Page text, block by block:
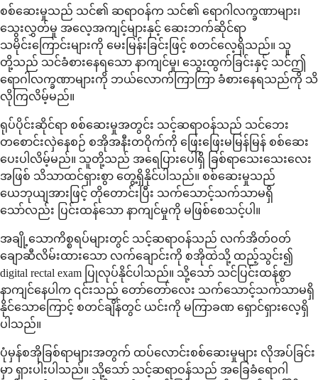
စစ်ဆေးမှုသည် သင်၏ ဆရာဝန်က သင်၏ ရောဂါလက္ခဏာများ၊
သွေးလွှတ်မှု အလေ့အကျင့်များနှင့် ဆေးဘက်ဆိုင်ရာ
သမိုင်းကြောင်းများကို မေးမြန်းခြင်းဖြင့် စတင်လေ့ရှိသည်။ သူ
တို့သည် သင်ခံစားနေရသော နာကျင်မှု၊ သွေးထွက်ခြင်းနှင့် သင်ဤ
ရောဂါလက္ခဏာများကို ဘယ်လောက်ကြာကြာ ခံစားနေရသည်ကို သိ
လိုကြလိမ့်မည်။
ရုပ်ပိုင်းဆိုင်ရာ စစ်ဆေးမှုအတွင်း သင့်ဆရာဝန်သည် သင်ဘေး
တစောင်းလှဲနေစဉ် စအိုအနီးတဝိုက်ကို ဖြေးဖြေးမမြန်မြန် စစ်ဆေး
ပေးပါလိမ့်မည်။ သူတို့သည် အရေပြားပေါ်ရှိ ခြစ်ရာသေးသေးလေး
အဖြစ် သိသာထင်ရှားစွာ တွေ့ရှိနိုင်ပါသည်။ စစ်ဆေးမှုသည်
ယေဘုယျအားဖြင့် တိုတောင်းပြီး သက်သောင့်သက်သာမရှိ
သော်လည်း ပြင်းထန်သော နာကျင်မှုကို မဖြစ်စေသင့်ပါ။
အချို့သောကိစ္စရပ်များတွင် သင့်ဆရာဝန်သည် လက်အိတ်ဝတ်
ချောဆီလိမ်းထားသော လက်ချောင်းကို စအိုထဲသို့ ထည့်သွင်း၍
digital rectal exam ပြုလုပ်နိုင်ပါသည်။ သို့သော် သင်ပြင်းထန်စွာ
နာကျင်နေပါက ၎င်းသည် တော်တော်လေး သက်သောင့်သက်သာမရှိ
နိုင်သောကြောင့် စတင်ချိန်တွင် ယင်းကို မကြာခဏ ရှောင်ရှားလေ့ရှိ
ပါသည်။
ပုံမှန်စအိုခြစ်ရာများအတွက် ထပ်လောင်းစစ်ဆေးမှုများ လိုအပ်ခြင်း
မှာ ရှားပါးပါသည်။ သို့သော် သင့်ဆရာဝန်သည် အခြေခံရောဂါ